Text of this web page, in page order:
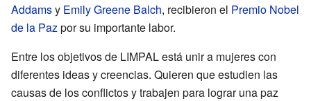
Addamsy Emily Greene Balch, recibieron el Premio Nobel
de la Pazpor su importante labor.
Entre los objetivos de LIMPAL está unir a mujeres con
diferentes ideas y creencias. Quieren que estudien las
causas de los conflictos y trabajen para lograr una paz